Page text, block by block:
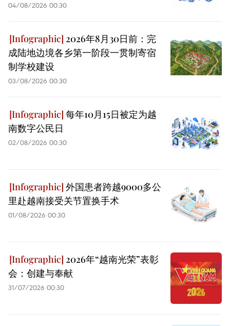
04/08/2026 00:30
2026年8月30日前：完
成陆地边境各乡第一阶段一贯制寄宿
制学校建设
03/08/2026 00:30
每年10月15日被定为越
南数字公民日
02/08/2026 00:30
外国患者跨越9000多公
里赴越南接受关节置换手术
01/08/2026 00:30
2026年“越南光荣”表彰
会：创建与奉献
31/07/2026 00:30